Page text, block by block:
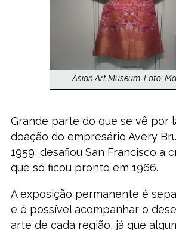
Asian Art Museum. Foto:
Grande parte do que se vê por
doação do empresário Avery
1959, desafiou San Francisco a
que só ficou pronto em 1966.
A exposição permanente é
e é possível acompanhar o
arte de cada região, já que